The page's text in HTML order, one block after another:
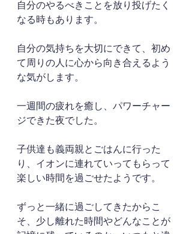
自分のやるべきことを放り投げたく
なる時もあります。
自分の気持ちを大切にできて、初め
て周りの人に心から向き合えるよう
な気がします。
一週間の疲れを癒し、パワーチャー
ジできた夜でした。
子供達も義両親とごはんに行った
り、イオンに連れていってもらって
楽しい時間を過ごせたようです。
ずっと一緒に過ごしてきたからこ
そ、少し離れた時間やどんなことが